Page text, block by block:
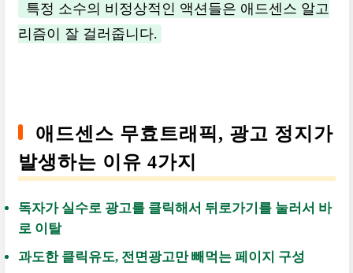
특정 소수의 비정상적인 액션들은 애드센스 알고
리즘이 잘 걸러줍니다.
애드센스 무효트래픽, 광고 정지가
발생하는 이유 4가지
독자가 실수로 광고를 클릭해서 뒤로가기를 눌러서 바
로 이탈
과도한 클릭유도, 전면광고만 빼먹는 페이지 구성